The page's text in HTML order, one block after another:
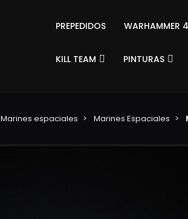
PREPEDIDOS WARHAMMER
KILL TEAM PINTURAS
Marines espaciales Marines Espaciales